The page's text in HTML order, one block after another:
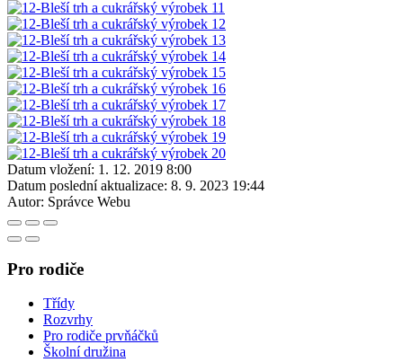
Datum vložení: 1. 12. 2019 8:00
Datum poslední aktualizace: 8. 9. 2023 19:44
Autor: Správce Webu
Pro rodiče
Třídy
Rozvrhy
Pro rodiče prvňáčků
Školní družina